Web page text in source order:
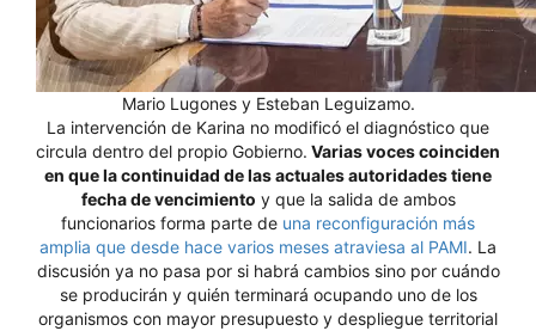
Mario Lugones y Esteban Leguizamo.
La intervención de Karina no modificó el diagnóstico que
circula dentro del propio Gobierno. Varias voces coinciden
en que la continuidad de las actuales autoridades tiene
fecha de vencimiento y que la salida de ambos
funcionarios forma parte de una reconfiguración más
amplia que desde hace varios meses atraviesa al PAMI. La
discusión ya no pasa por si habrá cambios sino por cuándo
se producirán y quién terminará ocupando uno de los
organismos con mayor presupuesto y despliegue territorial